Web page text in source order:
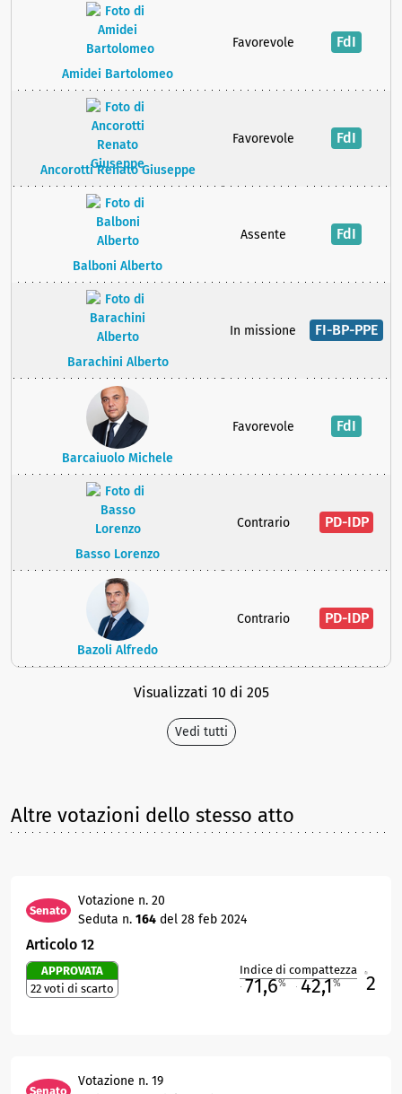
Amidei Bartolomeo
Favorevole FdI
Ancorotti Renato Giuseppe
Favorevole FdI
Balboni Alberto
Assente FdI
Barachini Alberto
In missione FI-BP-PPE
Barcaiuolo Michele
Favorevole FdI
Basso Lorenzo
Contrario PD-IDP
Bazoli Alfredo
Contrario PD-IDP
Visualizzati 10 di 205
Vedi tutti
Altre votazioni dello stesso atto
Senato
Votazione n. 20
Seduta n. 164 del 28 feb 2024
Articolo 12
APPROVATA
22 voti di scarto
Indice di compattezza
71,6% 42,1% 2
Senato
Votazione n. 19